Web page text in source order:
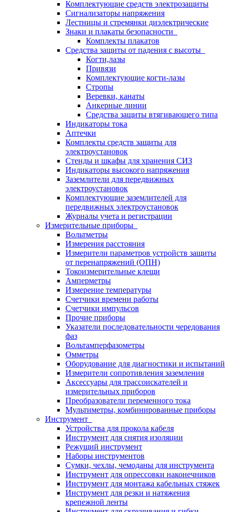
Комплектующие средств электрозащиты
Сигнализаторы напряжения
Лестницы и стремянки диэлектрические
Знаки и плакаты безопасности
Комплекты плакатов
Средства защиты от падения с высоты
Когти,лазы
Привязи
Комплектующие когти-лазы
Стропы
Веревки, канаты
Анкерные линии
Средства защиты втягивающего типа
Индикаторы тока
Аптечки
Комплекты средств защиты для
электроустановок
Стенды и шкафы для хранения СИЗ
Индикаторы высокого напряжения
Заземлители для передвижных
электроустановок
Комплектующие заземлителей для
передвижных электроустановок
Журналы учета и регистрации
Измерительные приборы
Вольтметры
Измерения расстояния
Измерители параметров устройств защиты
от перенапряжений (ОПН)
Токоизмерительные клещи
Амперметры
Измерение температуры
Счетчики времени работы
Счетчики импульсов
Прочие приборы
Указатели последовательности чередования
фаз
Вольтамперфазометры
Омметры
Оборудование для диагностики и испытаний
Измерители сопротивления заземления
Аксессуары для трассоискателей и
измерительных приборов
Преобразователи переменного тока
Мультиметры, комбинированные приборы
Инструмент
Устройства для прокола кабеля
Инструмент для снятия изоляции
Режущий инструмент
Наборы инструментов
Сумки, чехлы, чемоданы для инструмента
Инструмент для опрессовки наконечников
Инструмент для монтажа кабельных стяжек
Инструмент для резки и натяжения
крепежной ленты